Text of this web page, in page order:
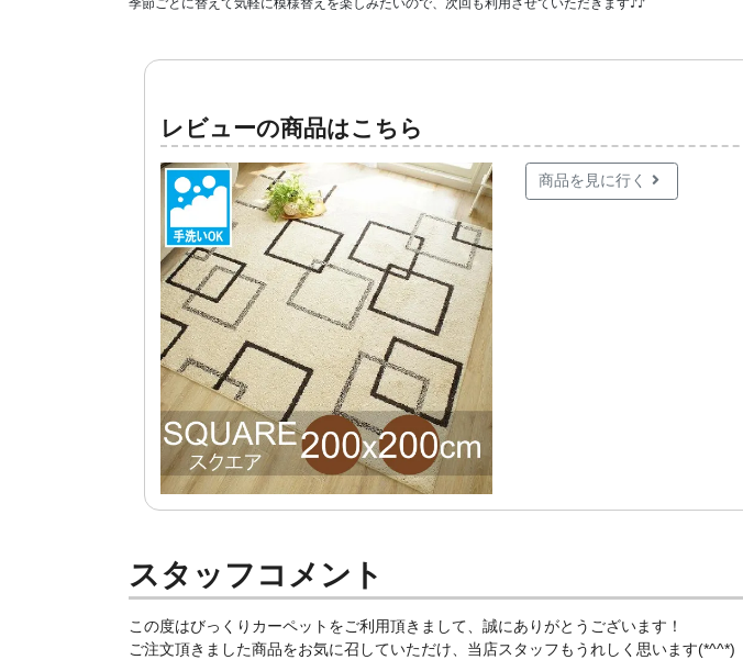
季節ごとに替えて気軽に模様替えを楽しみたいので、次回も利用させていただきます♪♪
レビューの商品はこちら
商品を見に行く
スタッフコメント
この度はびっくりカーペットをご利用頂きまして、誠にありがとうございます！
ご注文頂きました商品をお気に召していただけ、当店スタッフもうれしく思います(*^^*)